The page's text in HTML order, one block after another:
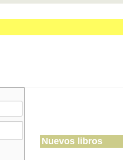
Nuevos libros